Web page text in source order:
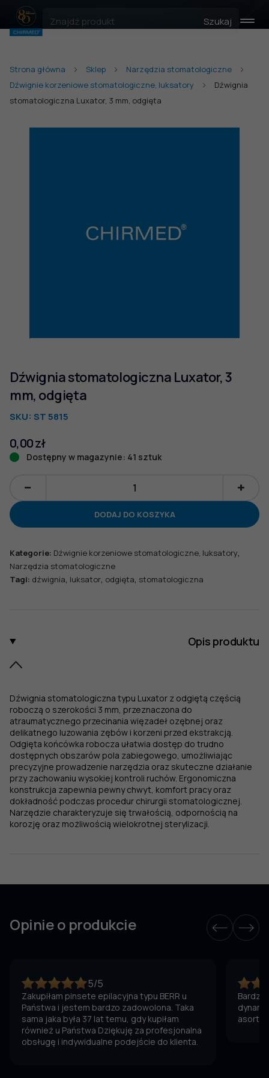
Szukaj
Strona główna Sklep
Narzędzia stomatologiczne
Dźwignie korzeniowe stomatologiczne, luksatory
Dźwignia
stomatologiczna Luxator, 3 mm, odgięta
Dźwignia stomatologiczna Luxator, 3
mm, odgięta
SKU: ST 5815
0,00zł
Dostępny w magazynie: 41 sztuk
ilość
stomatologiczna
mm,
DODAJ DO KOSZYKA
Kategorie: Dźwignie korzeniowe stomatologiczne, luksatory,
Narzędzia stomatologiczne
Tagi: dźwignia, luksator, odgięta, stomatologiczna
Opis produktu
Dźwignia stomatologiczna typu Luxator z odgiętą częścią
roboczą o szerokości 3 mm, przeznaczona do
atraumatycznego przecinania więzadeł ozębnej oraz
delikatnego luzowania zębów i korzeni przed ekstrakcją.
Odgięta końcówka robocza ułatwia dostęp do trudno
dostępnych obszarów pola zabiegowego, umożliwiając
precyzyjne prowadzenie narzędzia oraz skuteczne działanie
przy zachowaniu wysokiej kontroli ruchów. Ergonomiczna
konstrukcja zapewnia pewny chwyt, komfort pracy oraz
dokładność podczas procedur chirurgii stomatologicznej.
Narzędzie charakteryzuje się trwałością, odpornością na
korozję oraz możliwością wielokrotnej sterylizacji.
Opinie o produkcie
5/5
Zakupiłam pinsete epilacyjna typu BERR u
Państwa i jestem bardzo zadowolona. Taka
sama jaka była 37 lat temu, gdy kupiłam
również u Państwa Dziękuję za profesjonalna
obsługę i indywidualne podejście do klienta.
Bardzo